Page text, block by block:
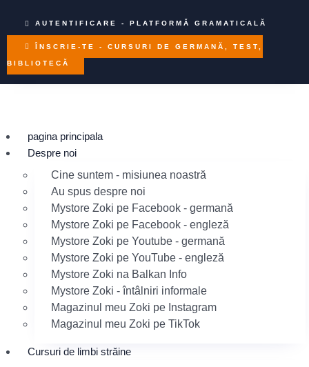
AUTENTIFICARE - PLATFORMĂ GRAMATICALĂ
ÎNSCRIE-TE - CURSURI DE GERMANĂ, TEST,
BIBLIOTECĂ
pagina principala
Despre noi
Cine suntem - misiunea noastră
Au spus despre noi
Mystore Zoki pe Facebook - germană
Mystore Zoki pe Facebook - engleză
Mystore Zoki pe Youtube - germană
Mystore Zoki pe YouTube - engleză
Mystore Zoki na Balkan Info
Mystore Zoki - întâlniri informale
Magazinul meu Zoki pe Instagram
Magazinul meu Zoki pe TikTok
Cursuri de limbi străine